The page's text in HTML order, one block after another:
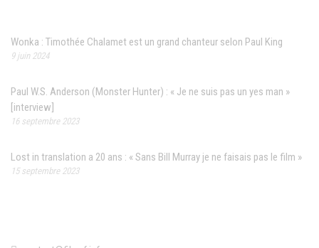
Wonka : Timothée Chalamet est un grand chanteur selon Paul King
9 juin 2024
Paul W.S. Anderson (Monster Hunter) : « Je ne suis pas un yes man »
[interview]
16 septembre 2023
Lost in translation a 20 ans : « Sans Bill Murray je ne faisais pas le film »
15 septembre 2023